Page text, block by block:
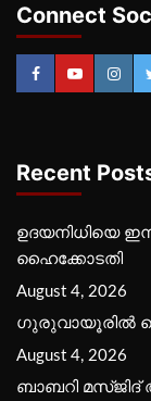
Connect
Recent
ഉദയനിധിയെ
ഹൈക്കോടതി
August 4, 2026
ഗുരുവായൂരില്‍
August 4, 2026
ബാബറി